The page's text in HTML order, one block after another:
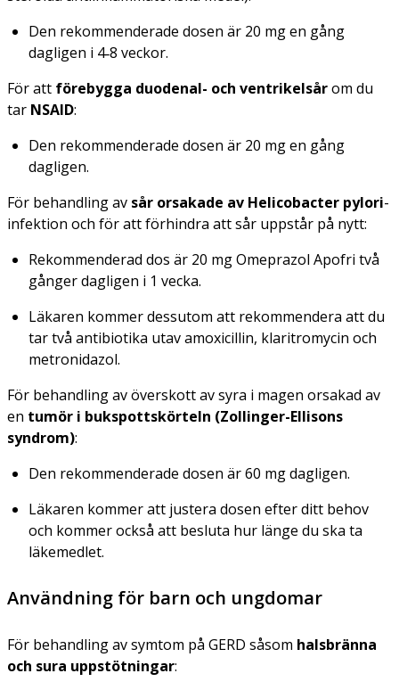
Den rekommenderade dosen är 20 mg en gång
dagligen i 4‑8 veckor.
För att förebygga duodenal- och ventrikelsårom du
tar NSAID:
Den rekommenderade dosen är 20 mg en gång
dagligen.
För behandling av sår orsakade av Helicobacter pylori-
infektion och för att förhindra att sår uppstår på nytt:
Rekommenderad dos är 20 mg Omeprazol Apofri två
gånger dagligen i 1 vecka.
Läkaren kommer dessutom att rekommendera att du
tar två antibiotika utav amoxicillin, klaritromycin och
metronidazol.
För behandling av överskott av syra i magen orsakad av
en tumör i bukspottskörteln (Zollinger-Ellisons
syndrom):
Den rekommenderade dosen är 60 mg dagligen.
Läkaren kommer att justera dosen efter ditt behov
och kommer också att besluta hur länge du ska ta
läkemedlet.
Användning för barn och ungdomar
För behandling av symtom på GERD såsom halsbränna
och sura uppstötningar: